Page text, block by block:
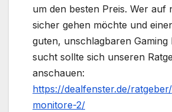
um den besten Preis. Wer auf
sicher gehen möchte und
guten, unschlagbaren
sucht sollte sich unseren
anschauen:
https://dealfenster.de/
monitore-2/